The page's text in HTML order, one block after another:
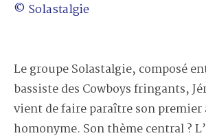
© Solastalgie
Le groupe Solastalgie, composé
bassiste des Cowboys fringants,
vient de faire paraître son premier
homonyme. Son thème central ?